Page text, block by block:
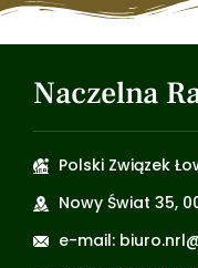
Naczelna
Polski Związek
Nowy Świat 35,
e-mail: